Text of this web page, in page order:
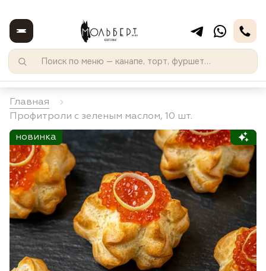
Главная
Профитроли с зеленым маслом, 10 шт.
новинка